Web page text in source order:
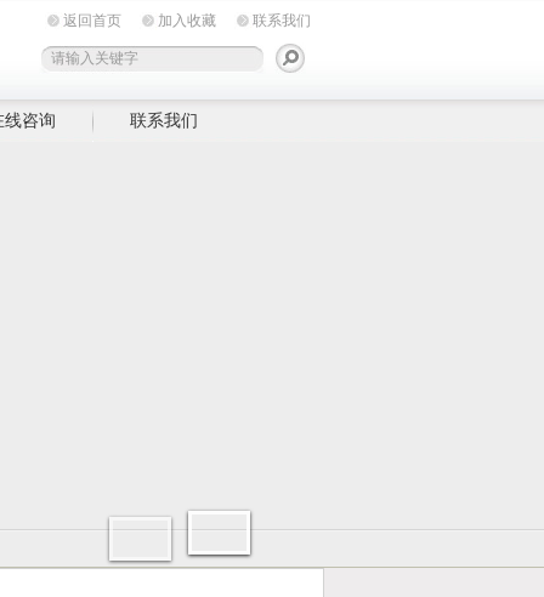
返回首页 加入收藏 联系我们
线咨询 联系我们